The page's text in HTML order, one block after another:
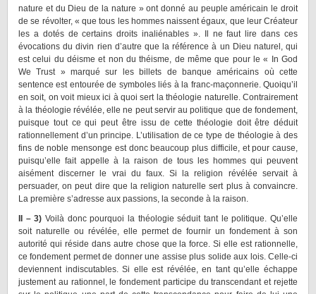
nature et du Dieu de la nature » ont donné au peuple américain le droit
de se révolter, « que tous les hommes naissent égaux, que leur Créateur
les a dotés de certains droits inaliénables ». Il ne faut lire dans ces
évocations du divin rien d’autre que la référence à un Dieu naturel, qui
est celui du déisme et non du théisme, de même que pour le « In God
We Trust » marqué sur les billets de banque américains où cette
sentence est entourée de symboles liés à la franc-maçonnerie. Quoiqu’il
en soit, on voit mieux ici à quoi sert la théologie naturelle. Contrairement
à la théologie révélée, elle ne peut servir au politique que de fondement,
puisque tout ce qui peut être issu de cette théologie doit être déduit
rationnellement d’un principe. L’utilisation de ce type de théologie à des
fins de noble mensonge est donc beaucoup plus difficile, et pour cause,
puisqu’elle fait appelle à la raison de tous les hommes qui peuvent
aisément discerner le vrai du faux. Si la religion révélée servait à
persuader, on peut dire que la religion naturelle sert plus à convaincre.
La première s’adresse aux passions, la seconde à la raison.
II – 3) Voilà donc pourquoi la théologie séduit tant le politique. Qu’elle
soit naturelle ou révélée, elle permet de fournir un fondement à son
autorité qui réside dans autre chose que la force. Si elle est rationnelle,
ce fondement permet de donner une assise plus solide aux lois. Celle-ci
deviennent indiscutables. Si elle est révélée, en tant qu’elle échappe
justement au rationnel, le fondement participe du transcendant et rejette